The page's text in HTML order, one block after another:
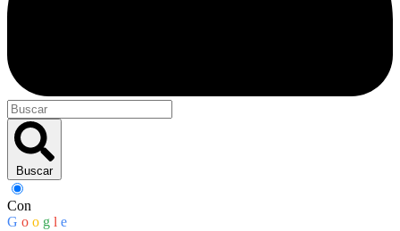
Buscar
Con
G o o g l e